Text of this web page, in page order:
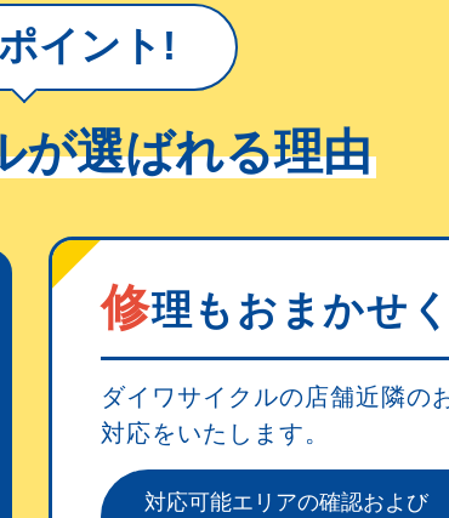
イント!
が選ばれる理由
修理もおまかせ
ダイワサイクルの店舗近隣の
対応をいたします。
対応可能エリアの確認および